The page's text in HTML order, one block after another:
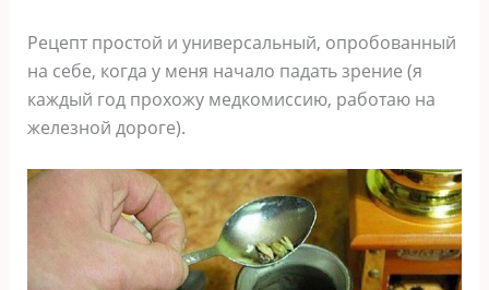
Рецепт простой и универсальный, опробованный
на себе, когда у меня начало падать зрение (я
каждый год прохожу медкомиссию, работаю на
железной дороге).